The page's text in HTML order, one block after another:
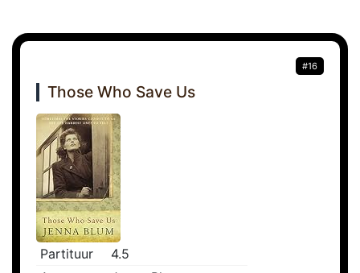
#16
Those Who Save Us
Partituur
4.5